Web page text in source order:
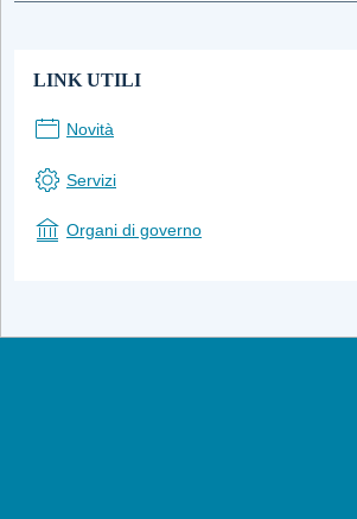
LINK UTILI
Novità
Servizi
Organi di governo